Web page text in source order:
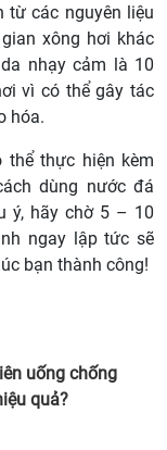
từ các nguyên liệu
xông hơi khác
nhạy cảm là 10
vì có thể gây tác
hóa.
thể thực hiện kèm
dùng nước đá
ý, hãy chờ 5 – 10
ngay lập tức sẽ
bạn thành công!
uống chống
quả?